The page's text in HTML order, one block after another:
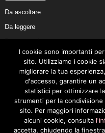
Da ascoltare
Da leggere
Da non perdere
Da conoscere
Da preservare
Da vivere
Cookie Policy
I cookie sono importanti
sito. Utilizziamo i cookie
migliorare la tua
d'accesso, garantire un
statistici per ottimizzare
strumenti per la
sito. Per maggiori
alcuni cookie, consulta
accetta, chiudendo la